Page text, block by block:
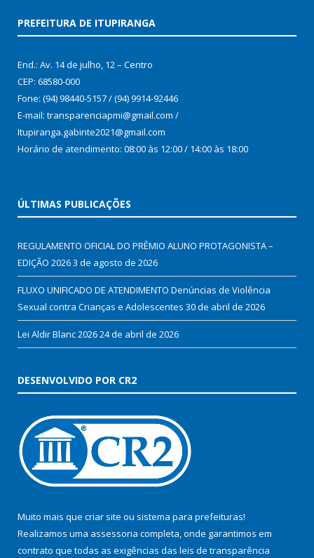
PREFEITURA DE ITUPIRANGA
End.: Av. 14 de julho, 12 – Centro
CEP: 68580-000
Fone: (94) 98440-5157 / (94) 9914-92446
E-mail: transparenciapmi@gmail.com /
Itupiranga.gabinte2021@gmail.com
Horário de atendimento: 08:00 às 12:00 / 14:00 às 18:00
ÚLTIMAS PUBLICAÇÕES
REGULAMENTO OFICIAL DO PRÊMIO ALUNO PROTAGONISTA –
EDIÇÃO 20263 de agosto de 2026
FLUXO UNIFICADO DE ATENDIMENTO Denúncias de Violência
Sexual contra Crianças e Adolescentes 30 de abril de 2026
Lei Aldir Blanc 202624 de abril de 2026
DESENVOLVIDO POR CR2
Muito mais que criar site ou sistema para prefeituras!
Realizamos uma assessoria completa, onde garantimos em
contrato que todas as exigências das leis de transparência